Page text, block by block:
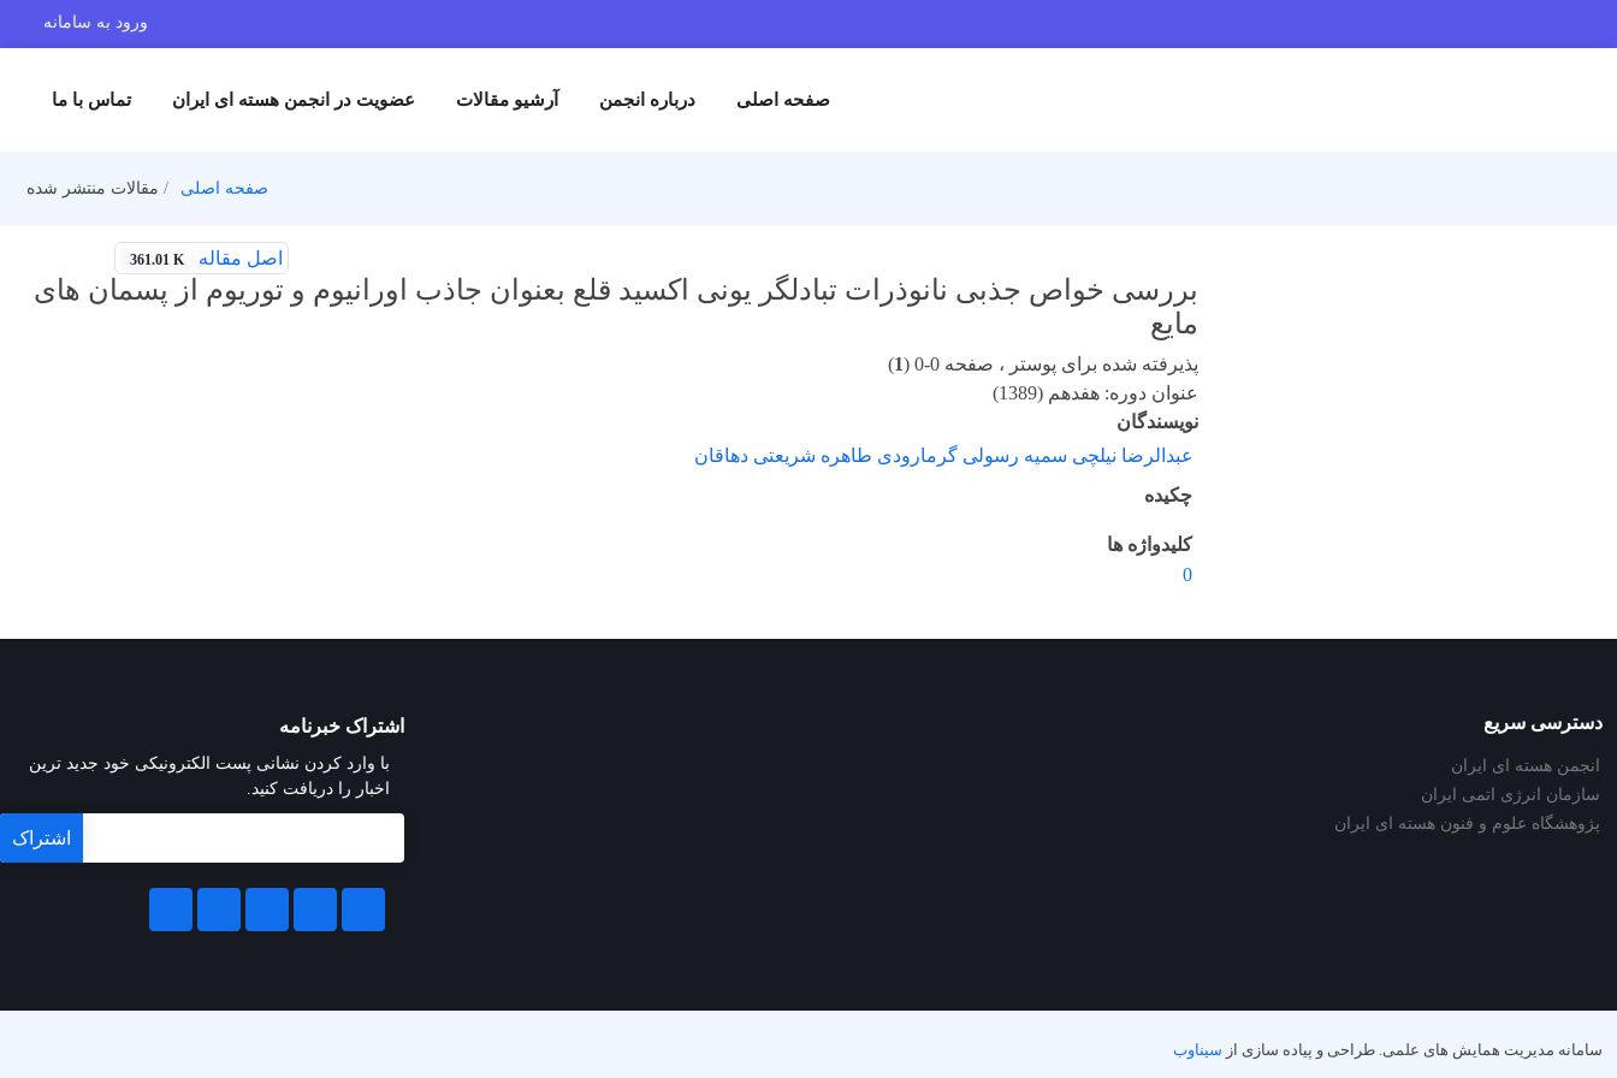
ورود به سامانه
صفحه اصلی درباره انجمن آرشیو مقالات عضویت در انجمن هسته ای ایران تماس با ما
صفحه اصلی مقالات منتشر شده
اصل مقاله 361.01 K
بررسی خواص جذبی نانوذرات تبادلگر یونی اکسید قلع بعنوان جاذب اورانیوم و توریوم از پسمان های
مایع
پذیرفته شده برای پوستر ، صفحه 0-0 ( 1
)
عنوان دوره: هفدهم (1389)
نویسندگان
عبدالرضا نیلچی سمیه رسولی گرمارودی طاهره شریعتی دهاقان
چکیده
کلیدواژه ها
0
دسترسی سریع
انجمن هسته ای ایران
سازمان انرژی اتمی ایران
پژوهشگاه علوم و فنون هسته ای ایران
اشتراک خبرنامه
با وارد کردن نشانی پست الکترونیکی خود جدید ترین
اخبار را دریافت کنید.
سامانه مدیریت همایش های علمی. طراحی و پیاده سازی از سیناوب